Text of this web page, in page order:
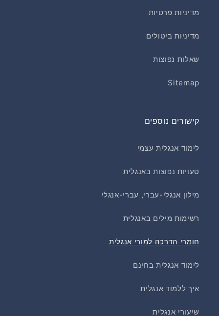
מדיניות פרטיות
מדיניות ביטולים
שאלות נפוצות
Sitemap
קישורים נוספים
לימוד אנגלית עצמי
טעויות נפוצות באנגלית
מילון אנגלי-עברי, עברי-אנגלי
רשימות מילים באנגלית
חומרי הדרכה למורי אנגלית
לימוד אנגלית בחינם
איך ללמוד אנגלית
שיעורי אנגלית